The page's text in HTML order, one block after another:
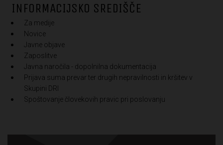
INFORMACIJSKO SREDIŠČE
Za medije
Novice
Javne objave
Zaposlitve
Javna naročila - dopolnilna dokumentacija
Prijava suma prevar ter drugih nepravilnosti in kršitev v
Skupini DRI
Spoštovanje človekovih pravic pri poslovanju